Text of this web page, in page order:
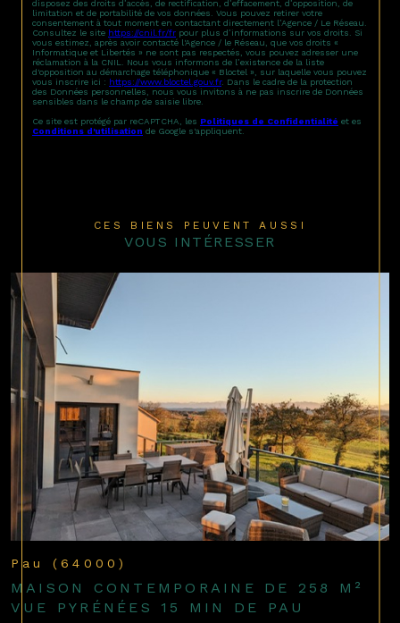
disposez des droits d’accès, de rectification, d’effacement, d’opposition, de
limitation et de portabilité de vos données. Vous pouvez retirer votre
consentement à tout moment en contactant directement l’Agence / Le Réseau.
Consultez le site https://cnil.fr/fr pour plus d’informations sur vos droits. Si
vous estimez, après avoir contacté l'Agence / le Réseau, que vos droits «
Informatique et Libertés » ne sont pas respectés, vous pouvez adresser une
réclamation à la CNIL. Nous vous informons de l’existence de la liste
d'opposition au démarchage téléphonique « Bloctel », sur laquelle vous pouvez
vous inscrire ici : https://www.bloctel.gouv.fr. Dans le cadre de la protection
des Données personnelles, nous vous invitons à ne pas inscrire de Données
sensibles dans le champ de saisie libre.
Ce site est protégé par reCAPTCHA, les Politiques de Confidentialité et es
Conditions d'utilisation de Google s'appliquent.
CES BIENS PEUVENT AUSSI
VOUS INTÉRESSER
Pau (64000)
MAISON CONTEMPORAINE DE 258 M²
VUE PYRÉNÉES 15 MIN DE PAU